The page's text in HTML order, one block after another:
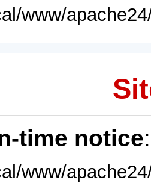
www/
time notice
www/